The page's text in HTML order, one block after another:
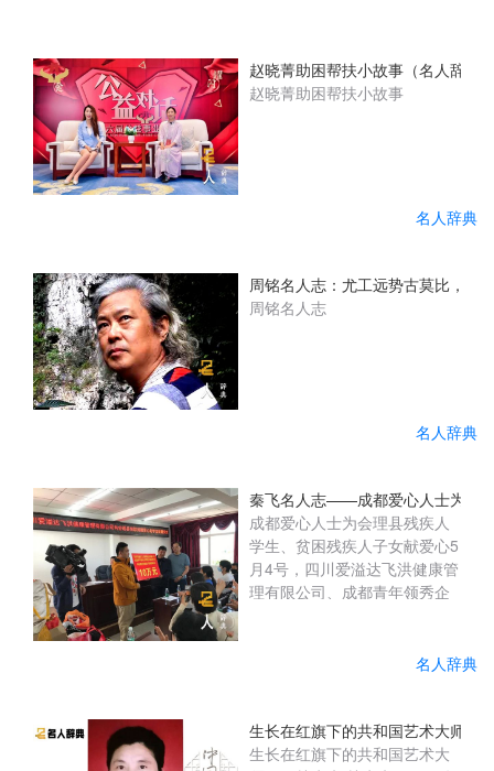
赵晓菁助困帮扶小故事（名人辞典
赵晓菁助困帮扶小故事
名人辞典
周铭名人志：尤工远势古莫比，
周铭名人志
名人辞典
秦飞名人志——成都爱心人士为会
成都爱心人士为会理县残疾人
学生、贫困残疾人子女献爱心5
月4号，四川爱溢达飞洪健康管
理有限公司、成都青年领秀企
迢来到会理县残联开展爱心助
式。在会理县残联的倡议支持
下，通过对接四川爱溢达飞洪
名人辞典
生长在红旗下的共和国艺术大师
生长在红旗下的共和国艺术大